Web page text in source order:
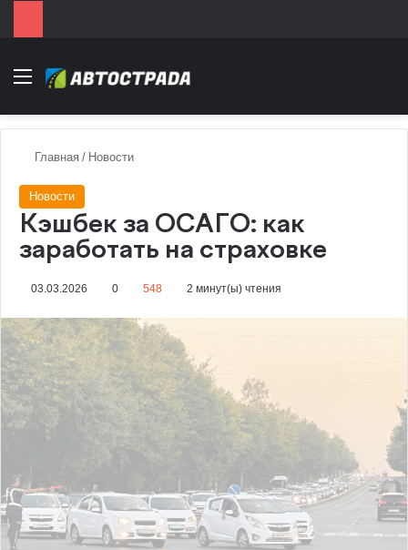
Menu
Главная / Новости
Новости
Кэшбек за ОСАГО: как
заработать на страховке
03.03.2026 0 548 2 минут(ы) чтения